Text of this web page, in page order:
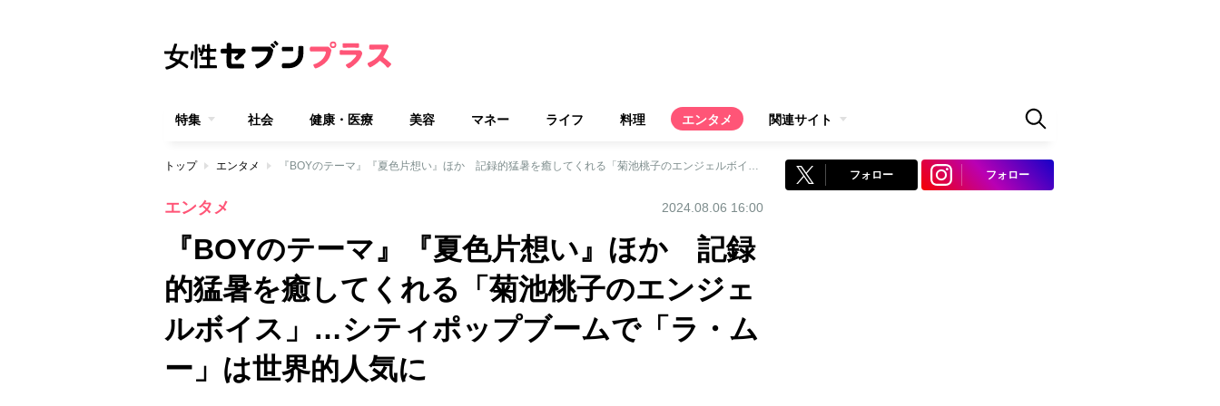
特集 社会 健康・医療 美容 マネー ライフ 料理 エンタメ 関連サイト
トップ エンタメ 『BOYのテーマ』『夏色片想い』ほか 記録的猛暑を癒してくれる「菊池桃子のエンジェルボイス」…シティポップブームで「ラ・ムー」は世界的人気に
エンタメ 2024.08.06 16:00
『BOYのテーマ』『夏色片想い』ほか 記録
的猛暑を癒してくれる「菊池桃子のエンジェ
ルボイス」…シティポップブームで「ラ・ム
ー」は世界的人気に
フォロー フォロー